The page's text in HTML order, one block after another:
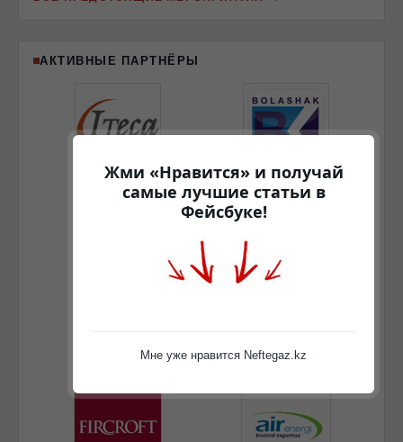
АКТИВНЫЕ ПАРТНЁРЫ
Жми «Нравится» и получай
самые лучшие статьи в
Фейсбуке!
Мне уже нравится Neftegaz.kz